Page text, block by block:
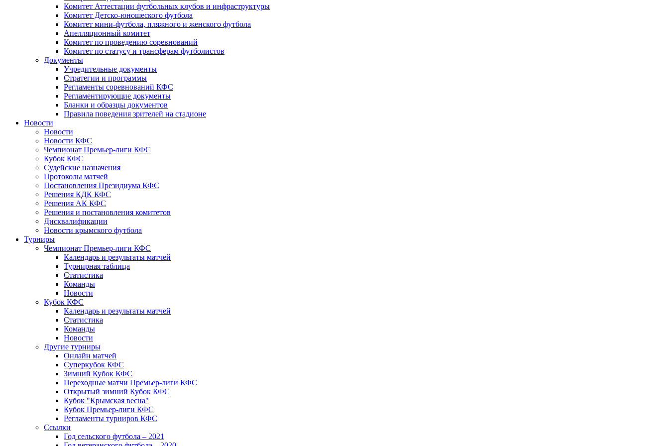
Комитет Аттестации футбольных клубов и инфраструктуры
Комитет Детско-юношеского футбола
Комитет мини-футбола, пляжного и женского футбола
Апелляционный комитет
Комитет по проведению соревнований
Комитет по статусу и трансферам футболистов
Документы
Учредительные документы
Стратегии и программы
Регламенты соревнований КФС
Регламентирующие документы
Бланки и образцы документов
Правила поведения зрителей на стадионе
Новости
Новости
Новости КФС
Чемпионат Премьер-лиги КФС
Кубок КФС
Судейские назначения
Протоколы матчей
Постановления Президиума КФС
Решения КДК КФС
Решения АК КФС
Решения и постановления комитетов
Дисквалификации
Новости крымского футбола
Турниры
Чемпионат Премьер-лиги КФС
Календарь и результаты матчей
Турнирная таблица
Статистика
Команды
Новости
Кубок КФС
Календарь и результаты матчей
Статистика
Команды
Новости
Другие турниры
Онлайн матчей
Суперкубок КФС
Зимний Кубок КФС
Переходные матчи Премьер-лиги КФС
Открытый зимний Кубок КФС
Кубок "Крымская весна"
Кубок Премьер-лиги КФС
Регламенты турниров КФС
Ссылки
Год сельского футбола – 2021